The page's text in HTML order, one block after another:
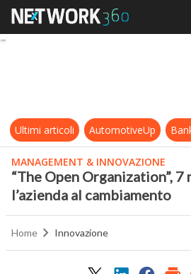
“The Open
Ultimi articoli AutomotiveUp
MANAGEMENT & INNOVAZIONE
“The Open Organization”,
l’azienda al cambiamento
Home Innovazione